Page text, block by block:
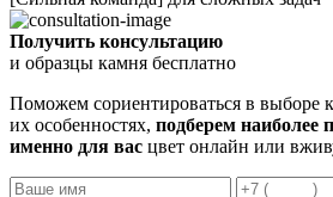
Получить консультацию
и образцы камня бесплатно
Поможем сориентироваться в выборе
их особенностях, подберем наиболее
именно для вас цвет онлайн или